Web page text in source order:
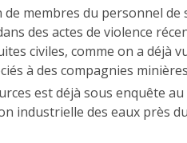
membres du personnel de
des actes de violence
civiles, comme on a déjà
à des compagnies
est déjà sous enquête
industrielle des eaux près